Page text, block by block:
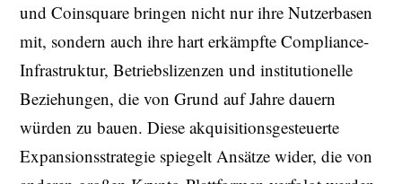
und Coinsquare bringen nicht nur ihre Nutzerbasen
mit, sondern auch ihre hart erkämpfte Compliance-
Infrastruktur, Betriebslizenzen und institutionelle
Beziehungen, die von Grund auf Jahre dauern
würden zu bauen. Diese akquisitionsgesteuerte
Expansionsstrategie spiegelt Ansätze wider, die von